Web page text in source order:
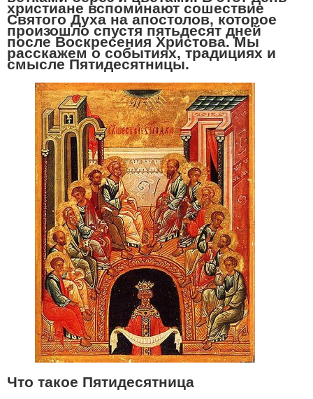
христиане вспоминают сошествие
Святого Духа на апостолов, которое
произошло спустя пятьдесят дней
после Воскресения Христова. Мы
расскажем о событиях, традициях и
смысле Пятидесятницы.
Что такое Пятидесятница